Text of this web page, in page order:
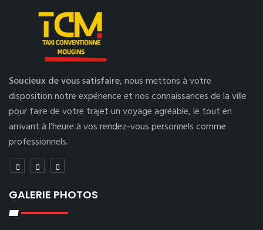
Soucieux de vous satisfaire,nous mettons à votre
disposition notre expérience et nos connaissances de la ville
pour faire de votre trajet un voyage agréable, le tout en
arrivant à l’heure à vos rendez-vous personnels comme
professionnels.
GALERIE PHOTOS